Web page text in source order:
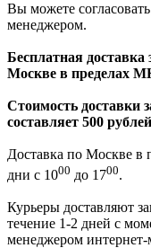
Вы можете
менеджером.
Бесплатная доставка
Москве в пределах
Стоимость доставки
составляет 500
Доставка по Москве в
дни с 1000 до 1700.
Курьеры доставляют
течение 1-2 дней с
менеджером интернет-